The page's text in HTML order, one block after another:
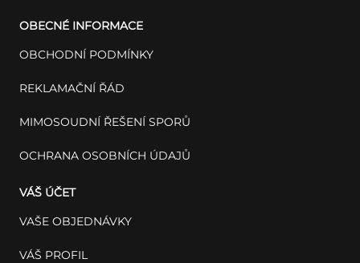
OBECNÉ INFORMACE
OBCHODNÍ PODMÍNKY
REKLAMAČNÍ ŘÁD
MIMOSOUDNÍ ŘEŠENÍ SPORŮ
OCHRANA OSOBNÍCH ÚDAJŮ
VÁŠ ÚČET
VAŠE OBJEDNÁVKY
VÁŠ PROFIL